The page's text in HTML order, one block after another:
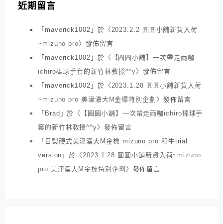
近期留言
「 maverick1002 」於〈 2023.2.2 圓圓小舖新貨入荷
~mizuno pro〉發佈留言
「 maverick1002 」於〈
【圓圓小舖】一次帶走兩咖
ichiro棒球手套的新竹林教授^^y〉發佈留言
「 maverick1002 」於〈 2023.1.28 圓圓小舖新貨入荷
~mizuno pro 美津濃大M金標特別企劃 〉發佈留言
「 Brad 」於〈
【圓圓小舖】一次帶走兩咖ichiro棒球手
套的新竹林教授^^y〉發佈留言
「 日製硬式美津濃大M金標 mizuno pro 和牛trial
version 」於〈 2023.1.28 圓圓小舖新貨入荷~mizuno
pro 美津濃大M金標特別企劃 〉發佈留言